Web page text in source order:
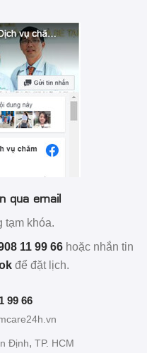
qua email
tạm khóa.
11 99 66 hoặc nhắn tin
để đặt lịch.
99 66
Định, TP. HCM